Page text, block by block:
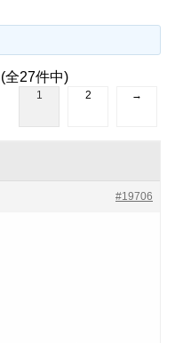
全27件中)
1 2 →
#19706